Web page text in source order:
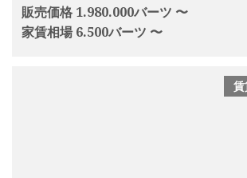
販売価格 1.980.000バーツ 〜
家賃相場 6.500バーツ 〜